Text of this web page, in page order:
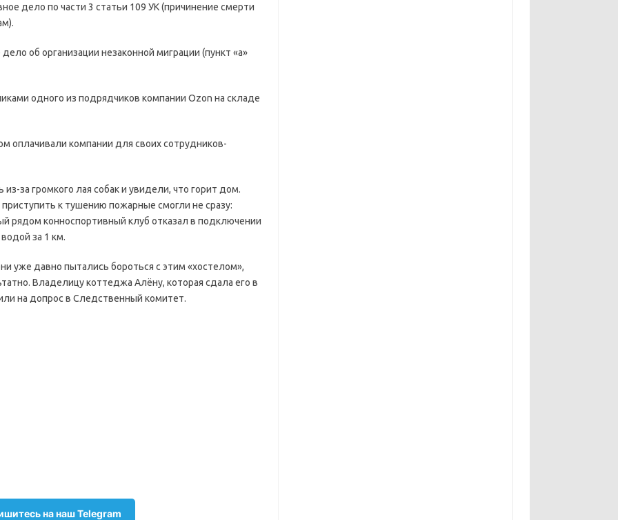
дело по части 3 статьи 109 УК (причинение смерти
об организации незаконной миграции (пункт «а»
одного из подрядчиков компании Ozon на складе
оплачивали компании для своих сотрудников-
за громкого лая собак и увидели, что горит дом.
к тушению пожарные смогли не сразу:
рядом конноспортивный клуб отказал в подключении
за 1 км.
уже давно пытались бороться с этим «хостелом»,
Владелицу коттеджа Алёну, которая сдала его в
на допрос в Следственный комитет.
на наш Telegram